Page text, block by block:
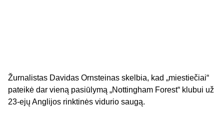
Žurnalistas Davidas Ornsteinas skelbia, kad „miestiečiai“
pateikė dar vieną pasiūlymą „Nottingham Forest“ klubui už
23-ejų Anglijos rinktinės vidurio saugą.